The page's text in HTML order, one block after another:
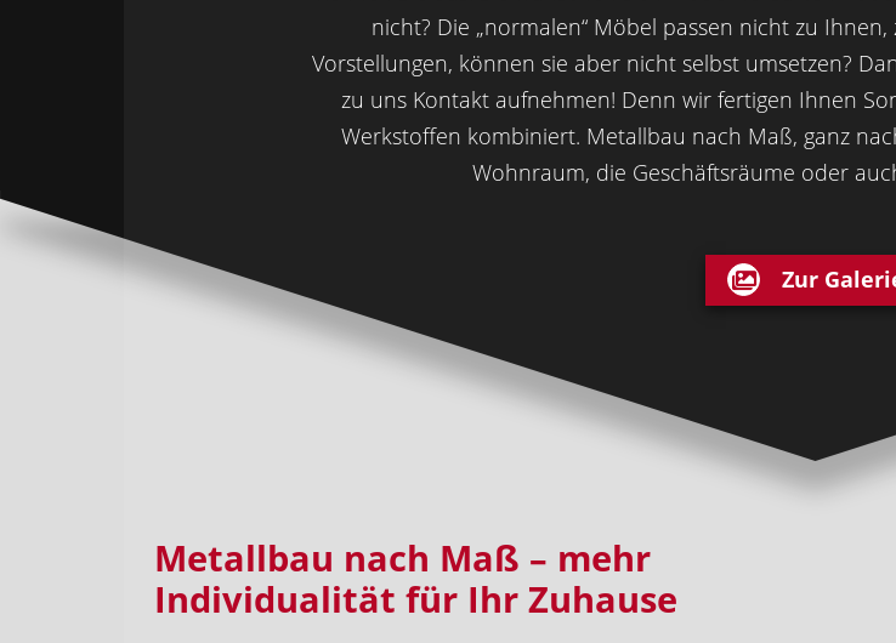
nicht? Die „normalen“ Möbel passen nicht zu
Vorstellungen, können sie aber nicht selbst umsetzen?
zu uns Kontakt aufnehmen! Denn wir fertigen Ihnen
Werkstoffen kombiniert. Metallbau nach Maß, ganz
Wohnraum, die Geschäftsräume oder
Zur
Metallbau nach Maß – mehr
Individualität für Ihr Zuhause